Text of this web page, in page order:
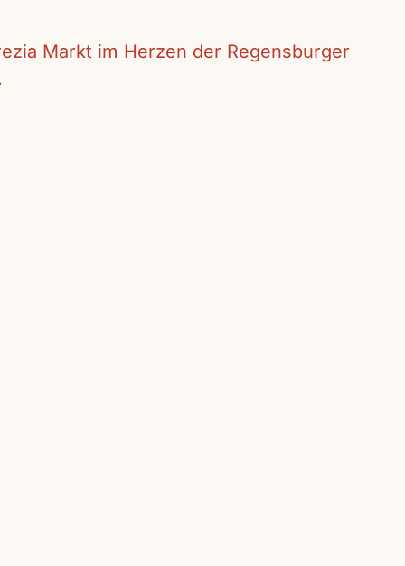
Markt im Herzen der Regensburger